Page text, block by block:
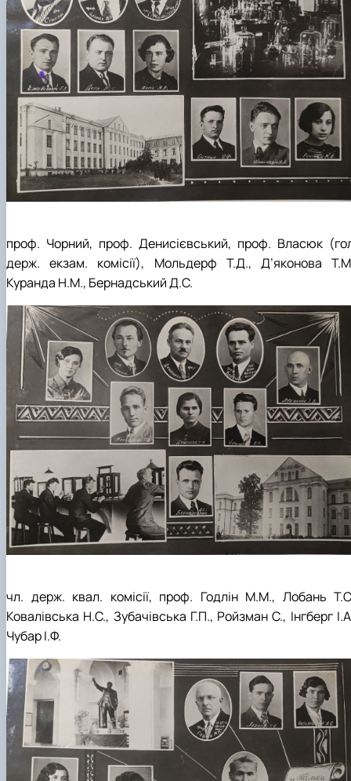
проф. Чорний, проф. Денисієвський, проф. Власюк
держ. екзам. комісії), Мольдерф Т.Д., Д’яконова
Куранда Н.М., Бернадський Д.С.
чл. держ. квал. комісії, проф. Годлін М.М., Лобань
Ковалівська Н.С., Зубачівська Г.П., Ройзман С., Інгберг
Чубар І.Ф.